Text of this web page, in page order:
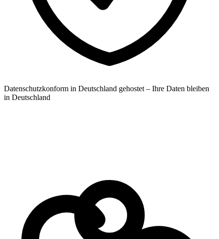
Datenschutzkonform in Deutschland gehostet – Ihre Daten bleiben
in Deutschland